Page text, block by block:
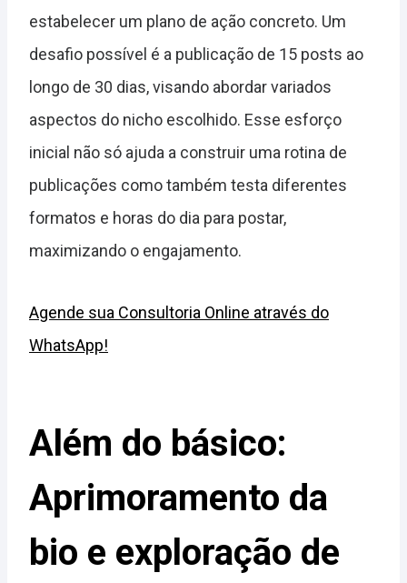
estabelecer um plano de ação concreto. Um
desafio possível é a publicação de 15 posts ao
longo de 30 dias, visando abordar variados
aspectos do nicho escolhido. Esse esforço
inicial não só ajuda a construir uma rotina de
publicações como também testa diferentes
formatos e horas do dia para postar,
maximizando o engajamento.
Agende sua Consultoria Online através do
WhatsApp!
Além do básico:
Aprimoramento da
bio e exploração de